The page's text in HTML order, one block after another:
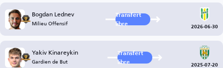
Bogdan Lednev
Milieu Offensif
Transfert
libre
2026-06-30
Yakiv Kinareykin
Gardien de But
Transfert
libre
2025-07-20